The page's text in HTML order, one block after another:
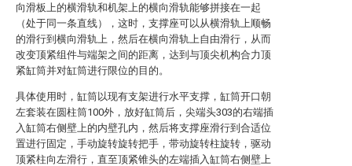
向滑板上的横滑轨和机架上的横向滑轨能够拼接在一起
（处于同一条直线），这时，支撑座可以从横滑轨上顺畅
的滑行到横向滑轨上，然后在横向滑轨上自由滑行，从而
改变顶紧组件与端架之间的距离，达到与顶尖机构合力顶
紧缸筒并对缸筒进行限位的目的。
具体使用时，缸筒以现有支架进行水平支撑，缸筒开口朝
左套装在圆柱筒100外，放好缸筒后，尖端头303的右端插
入缸筒右侧壁上的内壁孔内，然后将支撑座滑行到合适位
置进行固定，手动旋转旋转把手，带动旋转柱旋转，驱动
顶紧柱向左滑行，直至顶紧锥头的左端插入缸筒右侧壁上